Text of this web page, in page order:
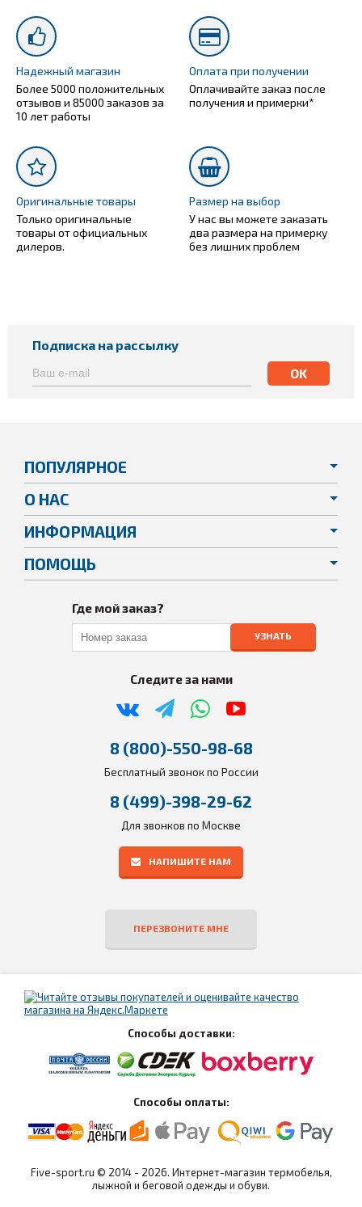
Надежный магазин
Более 5000 положительных
отзывов и 85000 заказов за
10 лет работы
Оплата при получении
Оплачивайте заказ после
получения и примерки*
Оригинальные товары
Только оригинальные
товары от официальных
дилеров.
Размер на выбор
У нас вы можете заказать
два размера на примерку
без лишних проблем
Подписка на рассылку
ПОПУЛЯРНОЕ
О НАС
ИНФОРМАЦИЯ
ПОМОЩЬ
Где мой заказ?
УЗНАТЬ
Следите за нами
8 (800)-550-98-68
Бесплатный звонок по России
8 (499)-398-29-62
Для звонков по Москве
НАПИШИТЕ НАМ
ПЕРЕЗВОНИТЕ МНЕ
Способы доставки:
Способы оплаты:
Five-sport.ru © 2014 - 2026. Интернет-магазин термобелья,
лыжной и беговой одежды и обуви.